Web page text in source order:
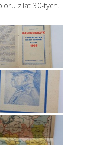
z lat 30-tych.